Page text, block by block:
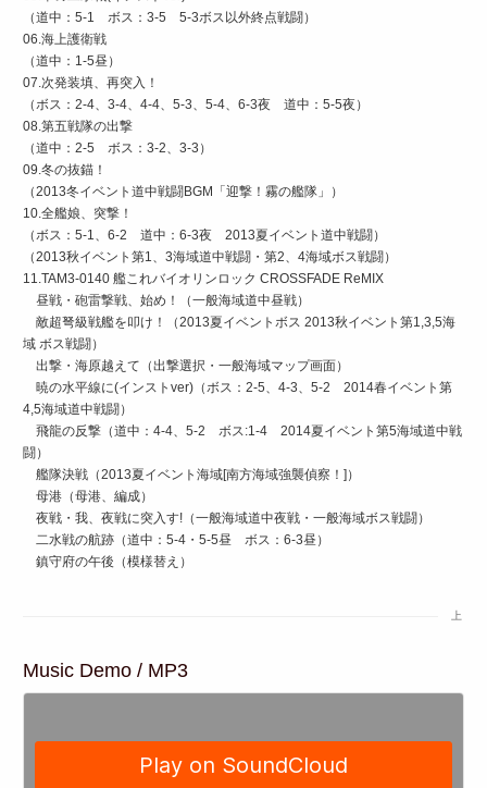
（道中：5-1 ボス：3-5 5-3ボス以外終点戦闘）
06.海上護衛戦
（道中：1-5昼）
07.次発装填、再突入！
（ボス：2-4、3-4、4-4、5-3、5-4、6-3夜 道中：5-5夜）
08.第五戦隊の出撃
（道中：2-5 ボス：3-2、3-3）
09.冬の抜錨！
（2013冬イベント道中戦闘BGM「迎撃！霧の艦隊」）
10.全艦娘、突撃！
（ボス：5-1、6-2 道中：6-3夜 2013夏イベント道中戦闘）
（2013秋イベント第1、3海域道中戦闘・第2、4海域ボス戦闘）
11.TAM3-0140 艦これバイオリンロック CROSSFADE ReMIX
昼戦・砲雷撃戦、始め！（一般海域道中昼戦）
敵超弩級戦艦を叩け！（2013夏イベントボス 2013秋イベント第1,3,5海
域 ボス戦闘）
出撃・海原越えて（出撃選択・一般海域マップ画面）
暁の水平線に(インストver)（ボス：2-5、4-3、5-2 2014春イベント第
4,5海域道中戦闘）
飛龍の反撃（道中：4-4、5-2 ボス:1-4 2014夏イベント第5海域道中戦
闘）
艦隊決戦（2013夏イベント海域[南方海域強襲偵察！]）
母港（母港、編成）
夜戦・我、夜戦に突入す!（一般海域道中夜戦・一般海域ボス戦闘）
二水戦の航跡（道中：5-4・5-5昼 ボス：6-3昼）
鎮守府の午後（模様替え）
上
Music Demo / MP3